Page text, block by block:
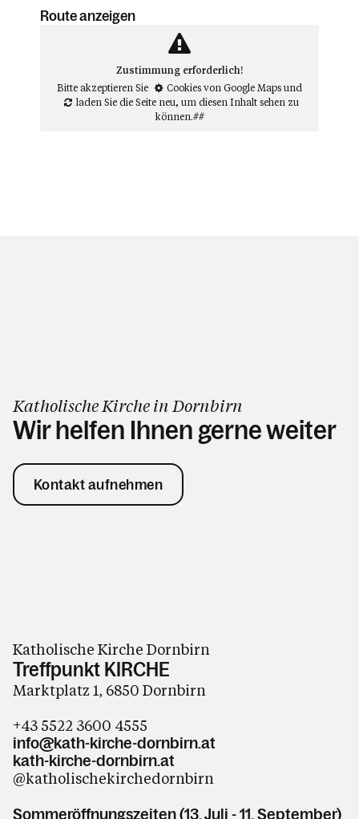
Route anzeigen
Zustimmung erforderlich!
Bitte akzeptieren Sie
Cookies von Google Mapsund
laden Sie die Seite neu, um diesen Inhalt sehen zu
können.##
Katholische Kirche in Dornbirn
Wir helfen Ihnen gerne weiter
Kontakt aufnehmen
Katholische Kirche Dornbirn
Treffpunkt KIRCHE
Marktplatz 1, 6850 Dornbirn
+43 5522 3600 4555
info@kath-kirche-dornbirn.at
kath-kirche-dornbirn.at
@katholischekirchedornbirn
Sommeröffnungszeiten (13. Juli - 11. September)